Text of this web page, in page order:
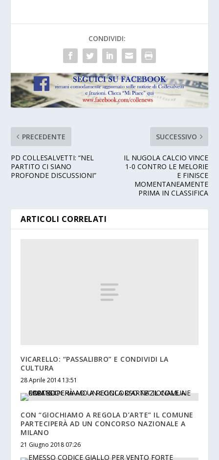
CONDIVIDI:
PRECEDENTE
PD COLLESALVETTI: “NEL
PARTITO CI SIANO
PROFONDE DISCUSSIONI”
SUCCESSIVO
IL NUGOLA CALCIO VINCE
1-0 CONTRO LE MELORIE
E FINISCE
MOMENTANEAMENTE
PRIMA IN CLASSIFICA
ARTICOLI CORRELATI
VICARELLO: “PASSALIBRO” E CONDIVIDI LA
CULTURA
28 Aprile 2014 13:51
CON “GIOCHIAMO A REGOLA D’ARTE” IL COMUNE
PARTECIPERÀ AD UN CONCORSO NAZIONALE A
MILANO
21 Giugno 2018 07:26